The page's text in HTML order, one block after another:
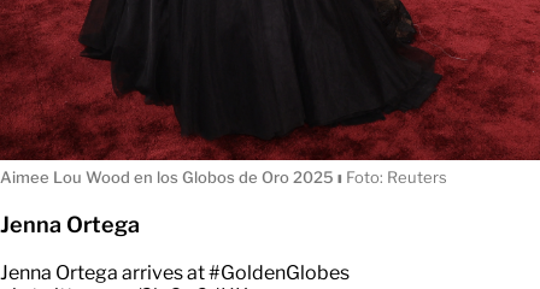
Aimee Lou Wood en los Globos de Oro 2025ıFoto: Reuters
Jenna Ortega
Jenna Ortega arrives at
— W Magazine (@wmag)January 12, 2026